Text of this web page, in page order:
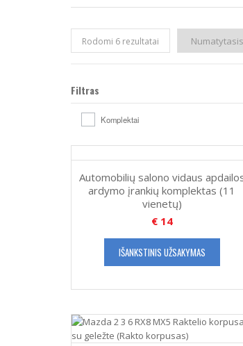
Rodomi 6 rezultatai
Filtras
Komplektai
Automobilių salono vidaus
ardymo įrankių komplektas (11
vienetų)
€14
IŠANKSTINIS UŽSAKYMAS